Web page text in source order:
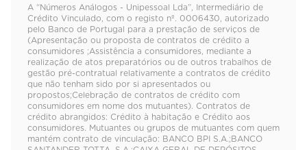
A “Números Análogos - Unipessoal Lda”, Intermediário de
Crédito Vinculado, com o registo nº. 0006430, autorizado
pelo Banco de Portugal para a prestação de serviços de
(Apresentação ou proposta de contratos de crédito a
consumidores ;Assistência a consumidores, mediante a
realização de atos preparatórios ou de outros trabalhos de
gestão pré-contratual relativamente a contratos de crédito
que não tenham sido por si apresentados ou
propostos;Celebração de contratos de crédito com
consumidores em nome dos mutuantes). Contratos de
crédito abrangidos: Crédito à habitação e Crédito aos
consumidores. Mutuantes ou grupos de mutuantes com quem
mantém contrato de vinculação: BANCO BPI S.A.;BANCO